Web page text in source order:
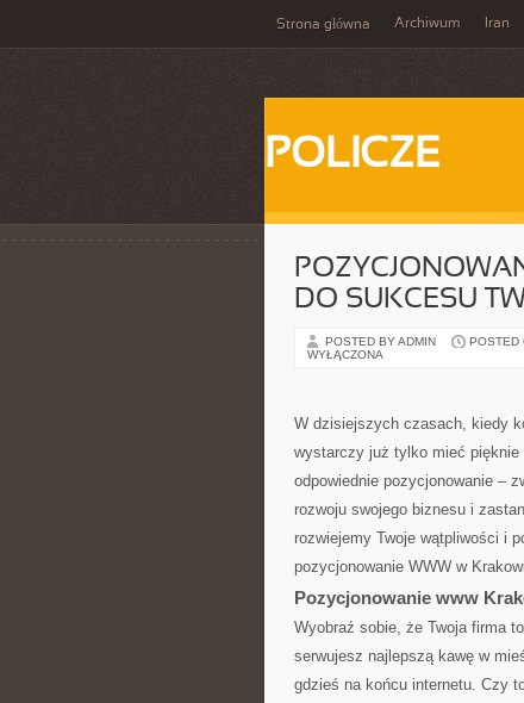
Strona główna Archiwum Iran
POLICZE
DO SUKCESU
POSTED BY ADMIN POSTED
WYŁĄCZONA
W dzisiejszych czasach, kiedy
wystarczy już tylko mieć
odpowiednie pozycjonowanie –
rozwoju swojego biznesu i
rozwiejemy Twoje wątpliwości i
pozycjonowanie WWW w
Pozycjonowanie www
Wyobraź sobie, że Twoja firma
serwujesz najlepszą kawę w
gdzieś na końcu internetu. Czy